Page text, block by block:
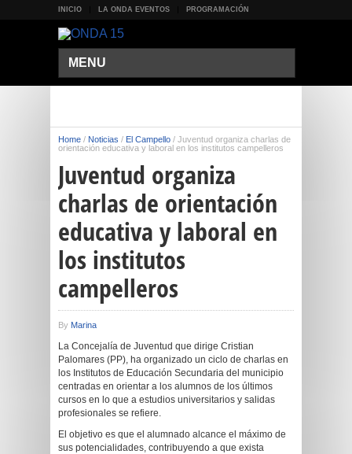
INICIO LA ONDA EVENTOS PROGRAMACIÓN
MENU
Home / Noticias / El Campello / Juventud organiza charlas de
orientación educativa y laboral en los institutos campelleros
Juventud organiza
charlas de orientación
educativa y laboral en
los institutos
campelleros
By Marina
La Concejalía de Juventud que dirige Cristian
Palomares (PP), ha organizado un ciclo de charlas en
los Institutos de Educación Secundaria del municipio
centradas en orientar a los alumnos de los últimos
cursos en lo que a estudios universitarios y salidas
profesionales se refiere.
El objetivo es que el alumnado alcance el máximo de
sus potencialidades, contribuyendo a que exista